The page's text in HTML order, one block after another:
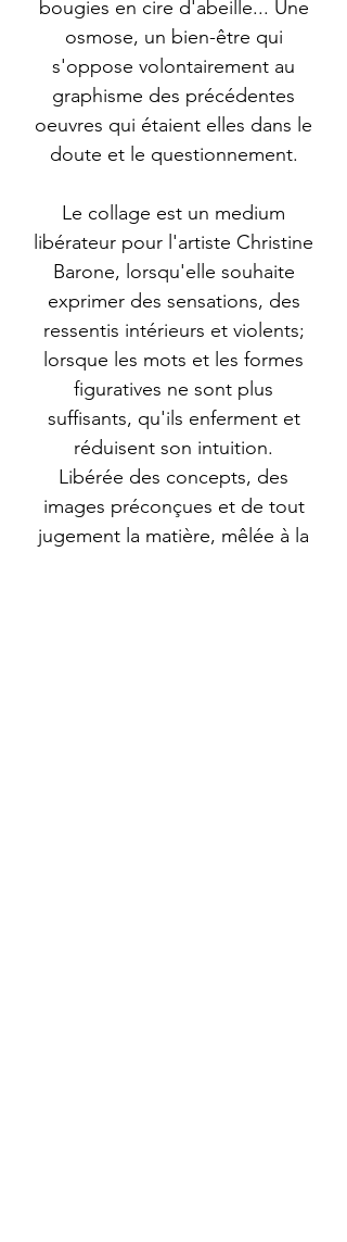
bougies en cire d'abeille... Une
osmose, un bien-être qui
s'oppose volontairement au
graphisme des précédentes
oeuvres qui étaient elles dans le
doute et le questionnement.
Le collage est un medium
libérateur pour l'artiste Christine
Barone, lorsqu'elle souhaite
exprimer des sensations, des
ressentis intérieurs et violents;
lorsque les mots et les formes
figuratives ne sont plus
suffisants, qu'ils enferment et
réduisent son intuition.
Libérée des concepts, des
images préconçues et de tout
jugement la matière, mêlée à la